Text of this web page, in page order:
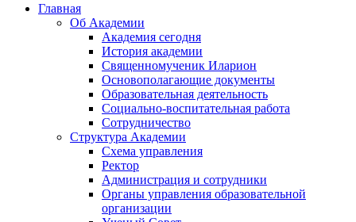
Главная
Об Академии
Академия сегодня
История академии
Священномученик Иларион
Основополагающие документы
Образовательная деятельность
Социально-воспитательная работа
Сотрудничество
Структура Академии
Схема управления
Ректор
Администрация и сотрудники
Органы управления образовательной
организации